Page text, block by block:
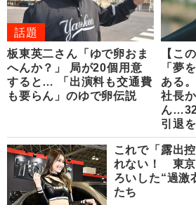
話題
板東英二さん「ゆで卵おま
へんか？」 局が20個用意
すると… 「出演料も交通費
も要らん」のゆで卵伝説
【こ
「夢
ある
社長
ん
引退
これで「露出
れない！ 東京
ろいした“過激
たち